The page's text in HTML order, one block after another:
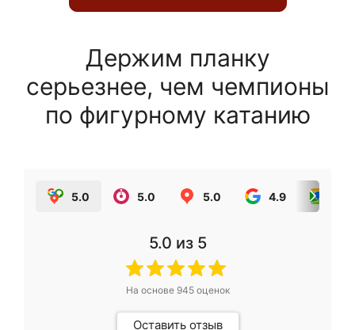
Держим планку
серьезнее, чем чемпионы
по фигурному катанию
5.0 5.0 5.0 4.9
5.0 из 5
На основе 945оценок
Оставить отзыв